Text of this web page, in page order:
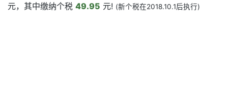
元，其中缴纳个税 49.95 元! (新个税在2018.10.1后执行)